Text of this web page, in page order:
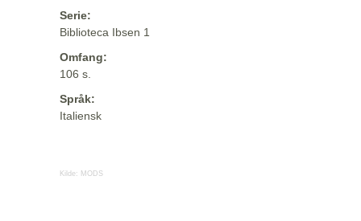
Serie:
Biblioteca Ibsen 1
Omfang:
106 s.
Språk:
Italiensk
Kilde: MODS